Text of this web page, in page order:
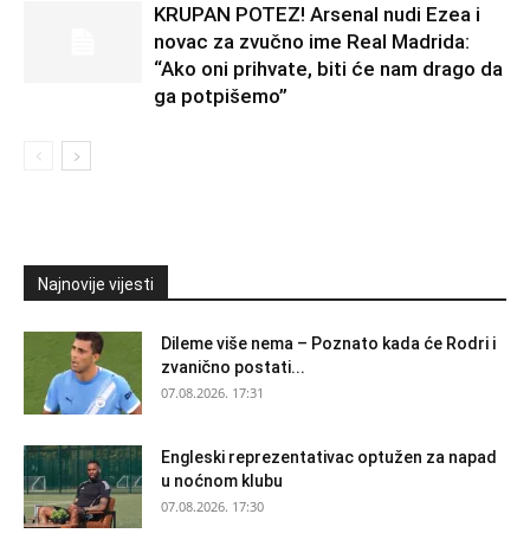
KRUPAN POTEZ! Arsenal nudi Ezea i
novac za zvučno ime Real Madrida:
“Ako oni prihvate, biti će nam drago da
ga potpišemo”
Najnovije vijesti
Dileme više nema – Poznato kada će Rodri i
zvanično postati...
07.08.2026. 17:31
Engleski reprezentativac optužen za napad
u noćnom klubu
07.08.2026. 17:30